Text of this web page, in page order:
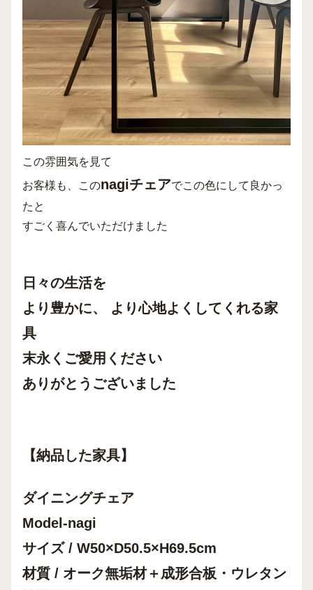
この雰囲気を見て
お客様も、このnagiチェアでこの色にして良かっ
たと
すごく喜んでいただけました
日々の生活を
より豊かに、 より心地よくしてくれる家
具
末永くご愛用ください
ありがとうございました
【納品した家具】
ダイニングチェア
Model-nagi
サイズ / W50×D50.5×H69.5cm
材質 / オーク無垢材＋成形合板・ウレタン